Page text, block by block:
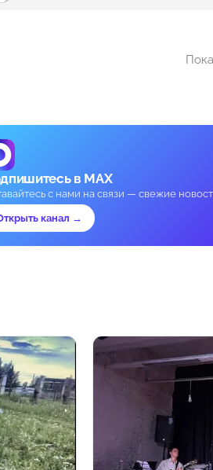
в MAX
с нами на связи — свежие
канал →